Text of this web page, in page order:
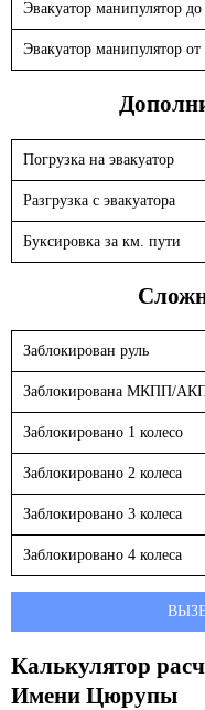
Эвакуатор манипулятор до
Эвакуатор манипулятор от
Погрузка на эвакуатор
Разгрузка с эвакуатора
Буксировка за км. пути
Заблокирован руль
Заблокирована МКПП/
Заблокировано 1 колесо
Заблокировано 2 колеса
Заблокировано 3 колеса
Заблокировано 4 колеса
Калькулятор
Имени Цюрупы